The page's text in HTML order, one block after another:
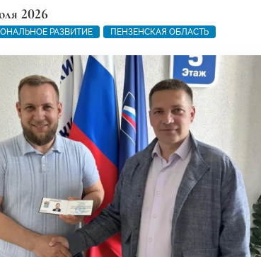
2026
РАЗВИТИЕ ПЕНЗЕНСКАЯ ОБЛАСТЬ